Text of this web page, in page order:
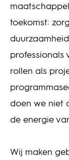
toekomst:
professionals
rollen als
doen we niet
de energie
Wij maken